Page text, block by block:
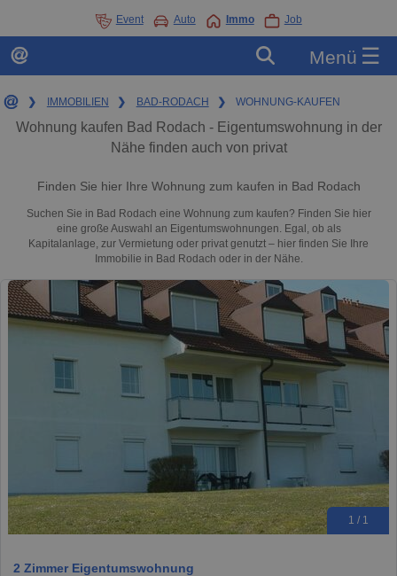
Event Auto Immo Job
Menü ☰
❯ IMMOBILIEN ❯ BAD-RODACH ❯ WOHNUNG-KAUFEN
Wohnung kaufen Bad Rodach - Eigentumswohnung in der
Nähe finden auch von privat
Finden Sie hier Ihre Wohnung zum kaufen in Bad Rodach
Suchen Sie in Bad Rodach eine Wohnung zum kaufen? Finden Sie hier
eine große Auswahl an Eigentumswohnungen. Egal, ob als
Kapitalanlage, zur Vermietung oder privat genutzt – hier finden Sie Ihre
Immobilie in Bad Rodach oder in der Nähe.
1 / 1
2 Zimmer Eigentumswohnung